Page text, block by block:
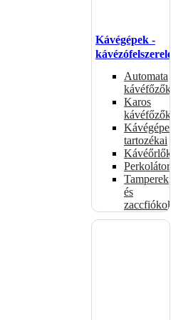
Kávégépek -
kávézófelszerelés
Automata
kávéfőzők
Karos
kávéfőzők
Kávégépek
tartozékai
Kávéőrlők
Perkolátorok
Tamperek
és
zaccfiókok